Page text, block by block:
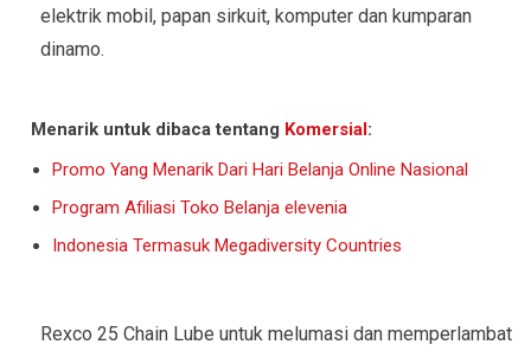
elektrik mobil, papan sirkuit, komputer dan kumparan
dinamo.
Menarik untuk dibaca tentang Komersial:
Promo Yang Menarik Dari Hari Belanja Online Nasional
Program Afiliasi Toko Belanja elevenia
Indonesia Termasuk Megadiversity Countries
Rexco 25 Chain Lube untuk melumasi dan memperlambat